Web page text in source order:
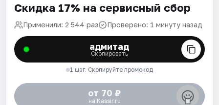
Скидка 17% на сервисный сбор
Применили: 2 544 раз Проверено: 1 минуту назад
адмитад
Скопировать
1 шаг. Скопируйте промокод
от 70 ₽
на Kassir.ru